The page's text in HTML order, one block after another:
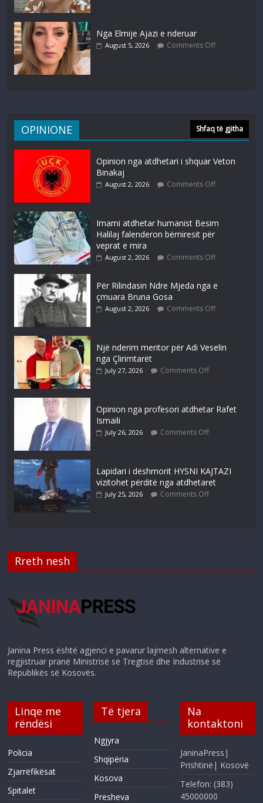
Nga Elmije Ajazi e nderuar
August 5, 2026 Comments Off
OPINIONE Shfaq të gjitha
Opinion nga atdhetari i shquar Veton
Binakaj
August 2, 2026 Comments Off
Imami atdhetar humanist Besim
Halilaj falenderon bëmiresit për
veprat e mira
August 2, 2026 Comments Off
Për Rilindasin Ndre Mjeda nga e
çmuara Bruna Gosa
August 2, 2026 Comments Off
Një nderim meritor për Adi Veselin
nga Çlirimtarët
July 27, 2026 Comments Off
Opinion nga profesori atdhetar Rafet
Ismaili
July 26, 2026 Comments Off
Lapidari i dëshmorit HYSNI KAJTAZI
vizitohet përditë nga atdhetaret
July 25, 2026 Comments Off
Rreth nesh
Janina Press është agjenci e pavarur lajmesh alternative e
regjistruar pranë Ministrisë së Tregtisë dhe Industrisë së
Republikës së Kosovës.
Linqe me
rëndësi
Policia
Zjarrëfikësat
Spitalet
Të tjera
Ngjyra
Shqipëria
Kosova
Presheva
Na
kontaktoni
JaninaPress|
Prishtinë| Kosovë
Telefon: (383)
45000000